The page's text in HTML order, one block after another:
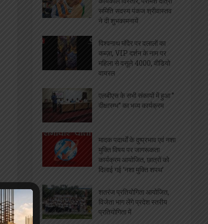
समिति सदस्य पंकज श्रीवास्तव
ने दी शुभकामनायें
विश्वनाथ मंदिर पर दलालों का
कब्ज़ा, VIP दर्शन के नाम पर
महिला से वसूले 4000, वीडियो
वायरल
एलबीएस के सभी संकायों में हुआ ”
दीक्षारम्भ” का भव्य कार्यक्रम
मादक पदार्थों के दुष्प्रभाव एवं नशा
मुक्ति विषय पर जागरूकता
कार्यक्रम आयोजित, छात्रों को
दिलाई गई ‘नशा मुक्ति शपथ’
शतरंज प्रतियोगिता आयोजित,
विजेता भाग लेंगे प्रदेश स्तरीय
प्रतियोगिता में